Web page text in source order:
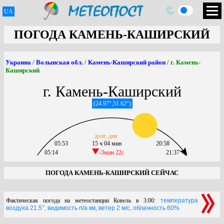
UA
ПОГОДА КАМЕНЬ-КАШИРСКИЙ
Украина / Волынская обл. / Камень-Каширский район / г. Камень-
Каширский
г. Камень-Каширский
(24.97°,51.62°)
05:14
05:53
15 ч 04 мин
-3мин 22c
долг. дня
21:37
20:58
ПОГОДА КАМЕНЬ-КАШИРСКИЙ СЕЙЧАС
Фактическая погода на метеостанции Ковель в 3:00: температура
воздуха 21.5°, видимость n/a км, ветер 2 м/с, облачность 60%